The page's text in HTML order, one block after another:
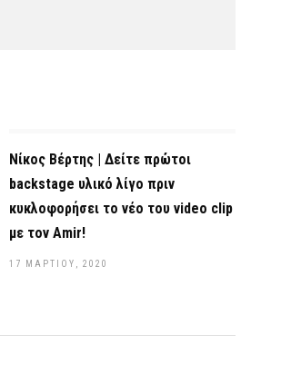
Νίκος Βέρτης | Δείτε πρώτοι
backstage υλικό λίγο πριν
κυκλοφορήσει το νέο του video clip
με τον Amir!
17 ΜΑΡΤΊΟΥ, 2020